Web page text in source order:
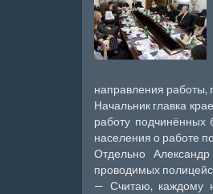
направления работы,
Начальник главка
работу подчинённых
населения о работе
Отдельно
проводимых
— Считаю, каждому